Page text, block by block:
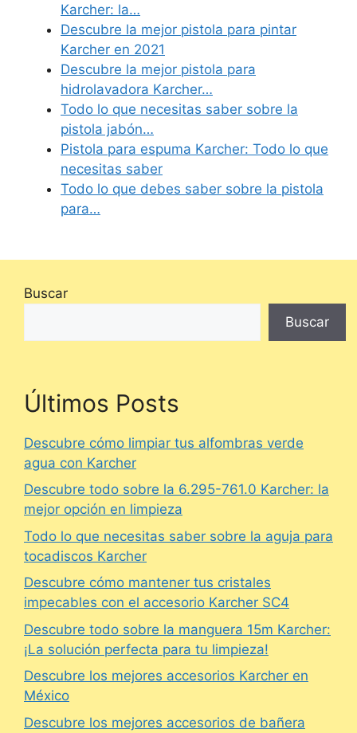
Karcher: la…
Descubre la mejor pistola para pintar
Karcher en 2021
Descubre la mejor pistola para
hidrolavadora Karcher…
Todo lo que necesitas saber sobre la
pistola jabón…
Pistola para espuma Karcher: Todo lo que
necesitas saber
Todo lo que debes saber sobre la pistola
para…
Buscar
Buscar
Últimos Posts
Descubre cómo limpiar tus alfombras verde
agua con Karcher
Descubre todo sobre la 6.295-761.0 Karcher: la
mejor opción en limpieza
Todo lo que necesitas saber sobre la aguja para
tocadiscos Karcher
Descubre cómo mantener tus cristales
impecables con el accesorio Karcher SC4
Descubre todo sobre la manguera 15m Karcher:
¡La solución perfecta para tu limpieza!
Descubre los mejores accesorios Karcher en
México
Descubre los mejores accesorios de bañera